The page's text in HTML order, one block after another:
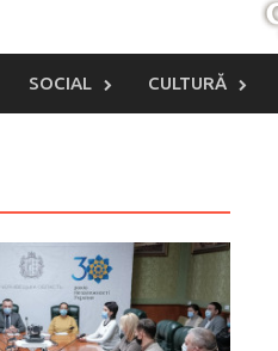
SOCIAL CULTURĂ